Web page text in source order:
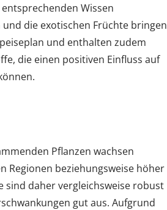
Wissen
die exotischen Früchte bringen
und enthalten zudem
die einen positiven Einfluss auf
Pflanzen wachsen
Regionen beziehungsweise höher
sind daher vergleichsweise robust
gut aus. Aufgrund